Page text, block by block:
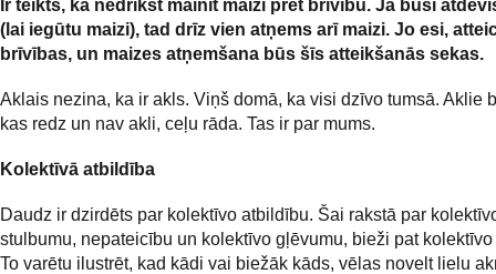
Ir teikts, ka nedrīkst mainīt maizi pret brīvību. Ja būsi
(lai iegūtu maizi), tad drīz vien atņems arī maizi. Jo esi,
brīvības, un maizes atņemšana būs šīs atteikšanās sekas.
Aklais nezina, ka ir akls. Viņš domā, ka visi dzīvo tumsā. Aklie
kas redz un nav akli, ceļu rāda. Tas ir par mums.
Kolektīvā atbildība
Daudz ir dzirdēts par kolektīvo atbildību. Šai rakstā par
stulbumu, nepateicību un kolektīvo gļēvumu, bieži pat
To varētu ilustrēt, kad kādi vai biežāk kāds, vēlas novelt lielu